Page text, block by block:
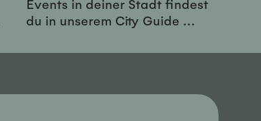
Events in deiner Stadt findest
du in unserem City Guide ...